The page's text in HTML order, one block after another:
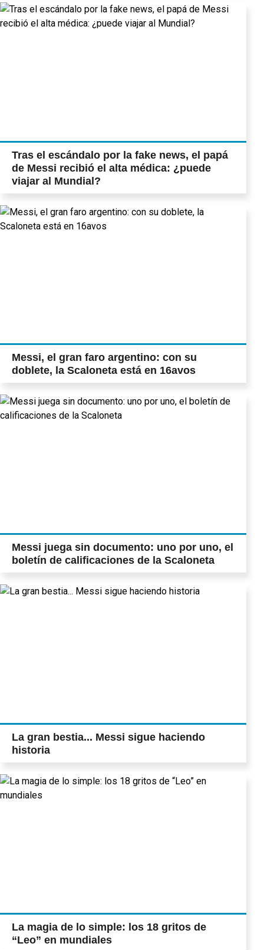
Tras el escándalo por la fake news, el papá
de Messi recibió el alta médica: ¿puede
viajar al Mundial?
Messi, el gran faro argentino: con su
doblete, la Scaloneta está en 16avos
Messi juega sin documento: uno por uno, el
boletín de calificaciones de la Scaloneta
La gran bestia... Messi sigue haciendo
historia
La magia de lo simple: los 18 gritos de
“Leo” en mundiales